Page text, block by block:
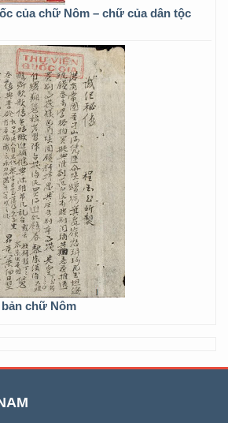
của chữ Nôm – chữ của dân tộc
chữ Nôm